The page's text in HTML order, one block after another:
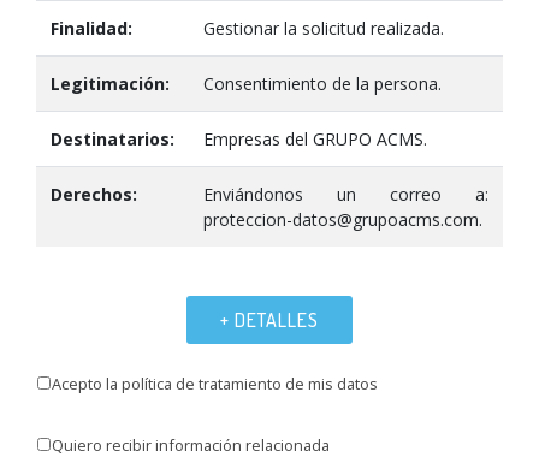
Finalidad: Gestionar la solicitud realizada.
Legitimación: Consentimiento de la persona.
Destinatarios: Empresas del GRUPO ACMS.
Derechos:
Enviándonos un correo a:
proteccion-datos@grupoacms.com.
+ DETALLES
Acepto la política de tratamiento de mis datos
Quiero recibir información relacionada